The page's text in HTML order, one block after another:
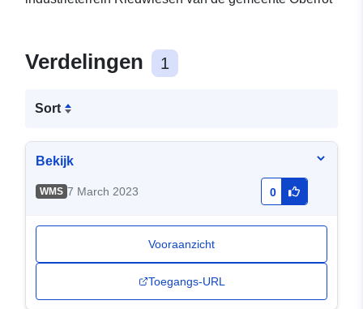
Verdelingen 1
Sort
Bekijk
WMS 7 March 2023 0
Vooraanzicht
Toegangs-URL